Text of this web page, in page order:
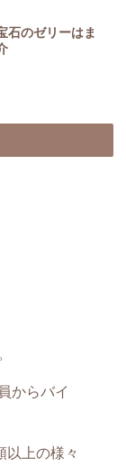
石のゼリーはま
からバイ
以上の様々